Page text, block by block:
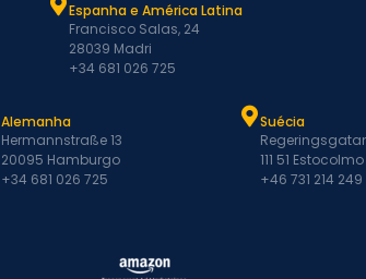
Espanha e América Latina
Francisco Salas, 24
28039 Madri
+34 681 026 725
Alemanha
Hermannstraße 13
20095 Hamburgo
+34 681 026 725
Suécia
111 51 Estocolmo
+46 731 214 249